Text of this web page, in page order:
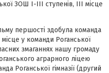
ЗОШ І-ІІІ ступенів, ІІІ місце
першості здобула команда
у команди Роганської
змаганнях нашу громаду
аграрного ліцею
Роганської гімназії (другий